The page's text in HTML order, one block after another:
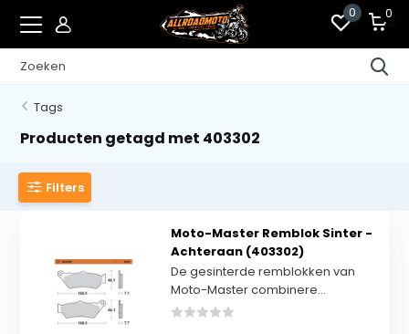
0 0
Tags
Producten getagd met 403302
Filters
Moto-Master Remblok Sinter -
Achteraan (403302)
De gesinterde remblokken van
Moto-Master combinere...